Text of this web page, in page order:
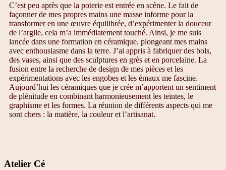
C’est peu après que la poterie est entrée en scène. Le fait de
façonner de mes propres mains une masse informe pour la
transformer en une œuvre équilibrée, d’expérimenter la douceur
de l’argile, cela m’a immédiatement touché. Ainsi, je me suis
lancée dans une formation en céramique, plongeant mes mains
avec enthousiasme dans la terre. J’ai appris à fabriquer des bols,
des vases, ainsi que des sculptures en grès et en porcelaine. La
fusion entre la recherche de design de mes pièces et les
expérimentations avec les engobes et les émaux me fascine.
Aujourd’hui les céramiques que je crée m’apportent un sentiment
de plénitude en combinant harmonieusement les teintes, le
graphisme et les formes. La réunion de différents aspects qui me
sont chers : la matière, la couleur et l’artisanat.
Atelier Cé